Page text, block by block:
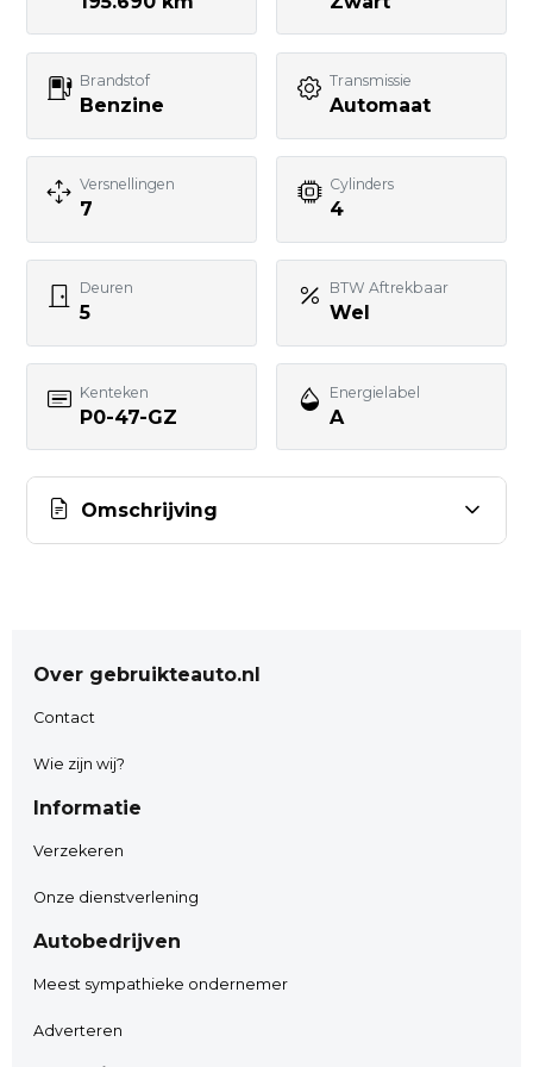
Uw bericht
BERICHT VERSTUREN
Brandstof
Benzine
Transmissie
Automaat
Versnellingen
7
Cylinders
4
Deuren
5
BTW Aftrekbaar
Wel
Kenteken
P0-47-GZ
Energielabel
A
Omschrijving
2181GD Hillegom.
0252-532222
Whatsapp nr: 06-29081008
Instagram.
• Inruil van uw huidige auto
Wij bieden u de mogelijkheid om uw huidige
Over gebruikteauto.nl
Contact
Wie zijn wij?
Informatie
Verzekeren
Onze dienstverlening
Autobedrijven
Meest sympathieke ondernemer
Adverteren